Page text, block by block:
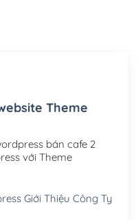
(1 năm)
Theme
bán cafe 2
với Theme
Giới Thiệu Công Ty